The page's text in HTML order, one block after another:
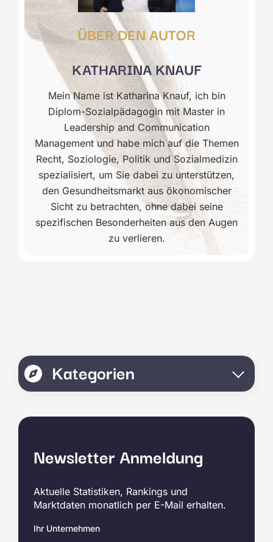
ÜBER DEN AUTOR
KATHARINA KNAUF
Mein Name ist Katharina Knauf, ich bin
Diplom-Sozialpädagogin mit Master in
Leadership and Communication
Management und habe mich auf die Themen
Recht, Soziologie, Politik und Sozialmedizin
spezialisiert, um Sie dabei zu unterstützen,
den Gesundheitsmarkt aus ökonomischer
Sicht zu betrachten, ohne dabei seine
spezifischen Besonderheiten aus den Augen
zu verlieren.
Kategorien
Newsletter Anmeldung
Aktuelle Statistiken, Rankings und
Marktdaten monatlich per E-Mail erhalten.
Ihr Unternehmen